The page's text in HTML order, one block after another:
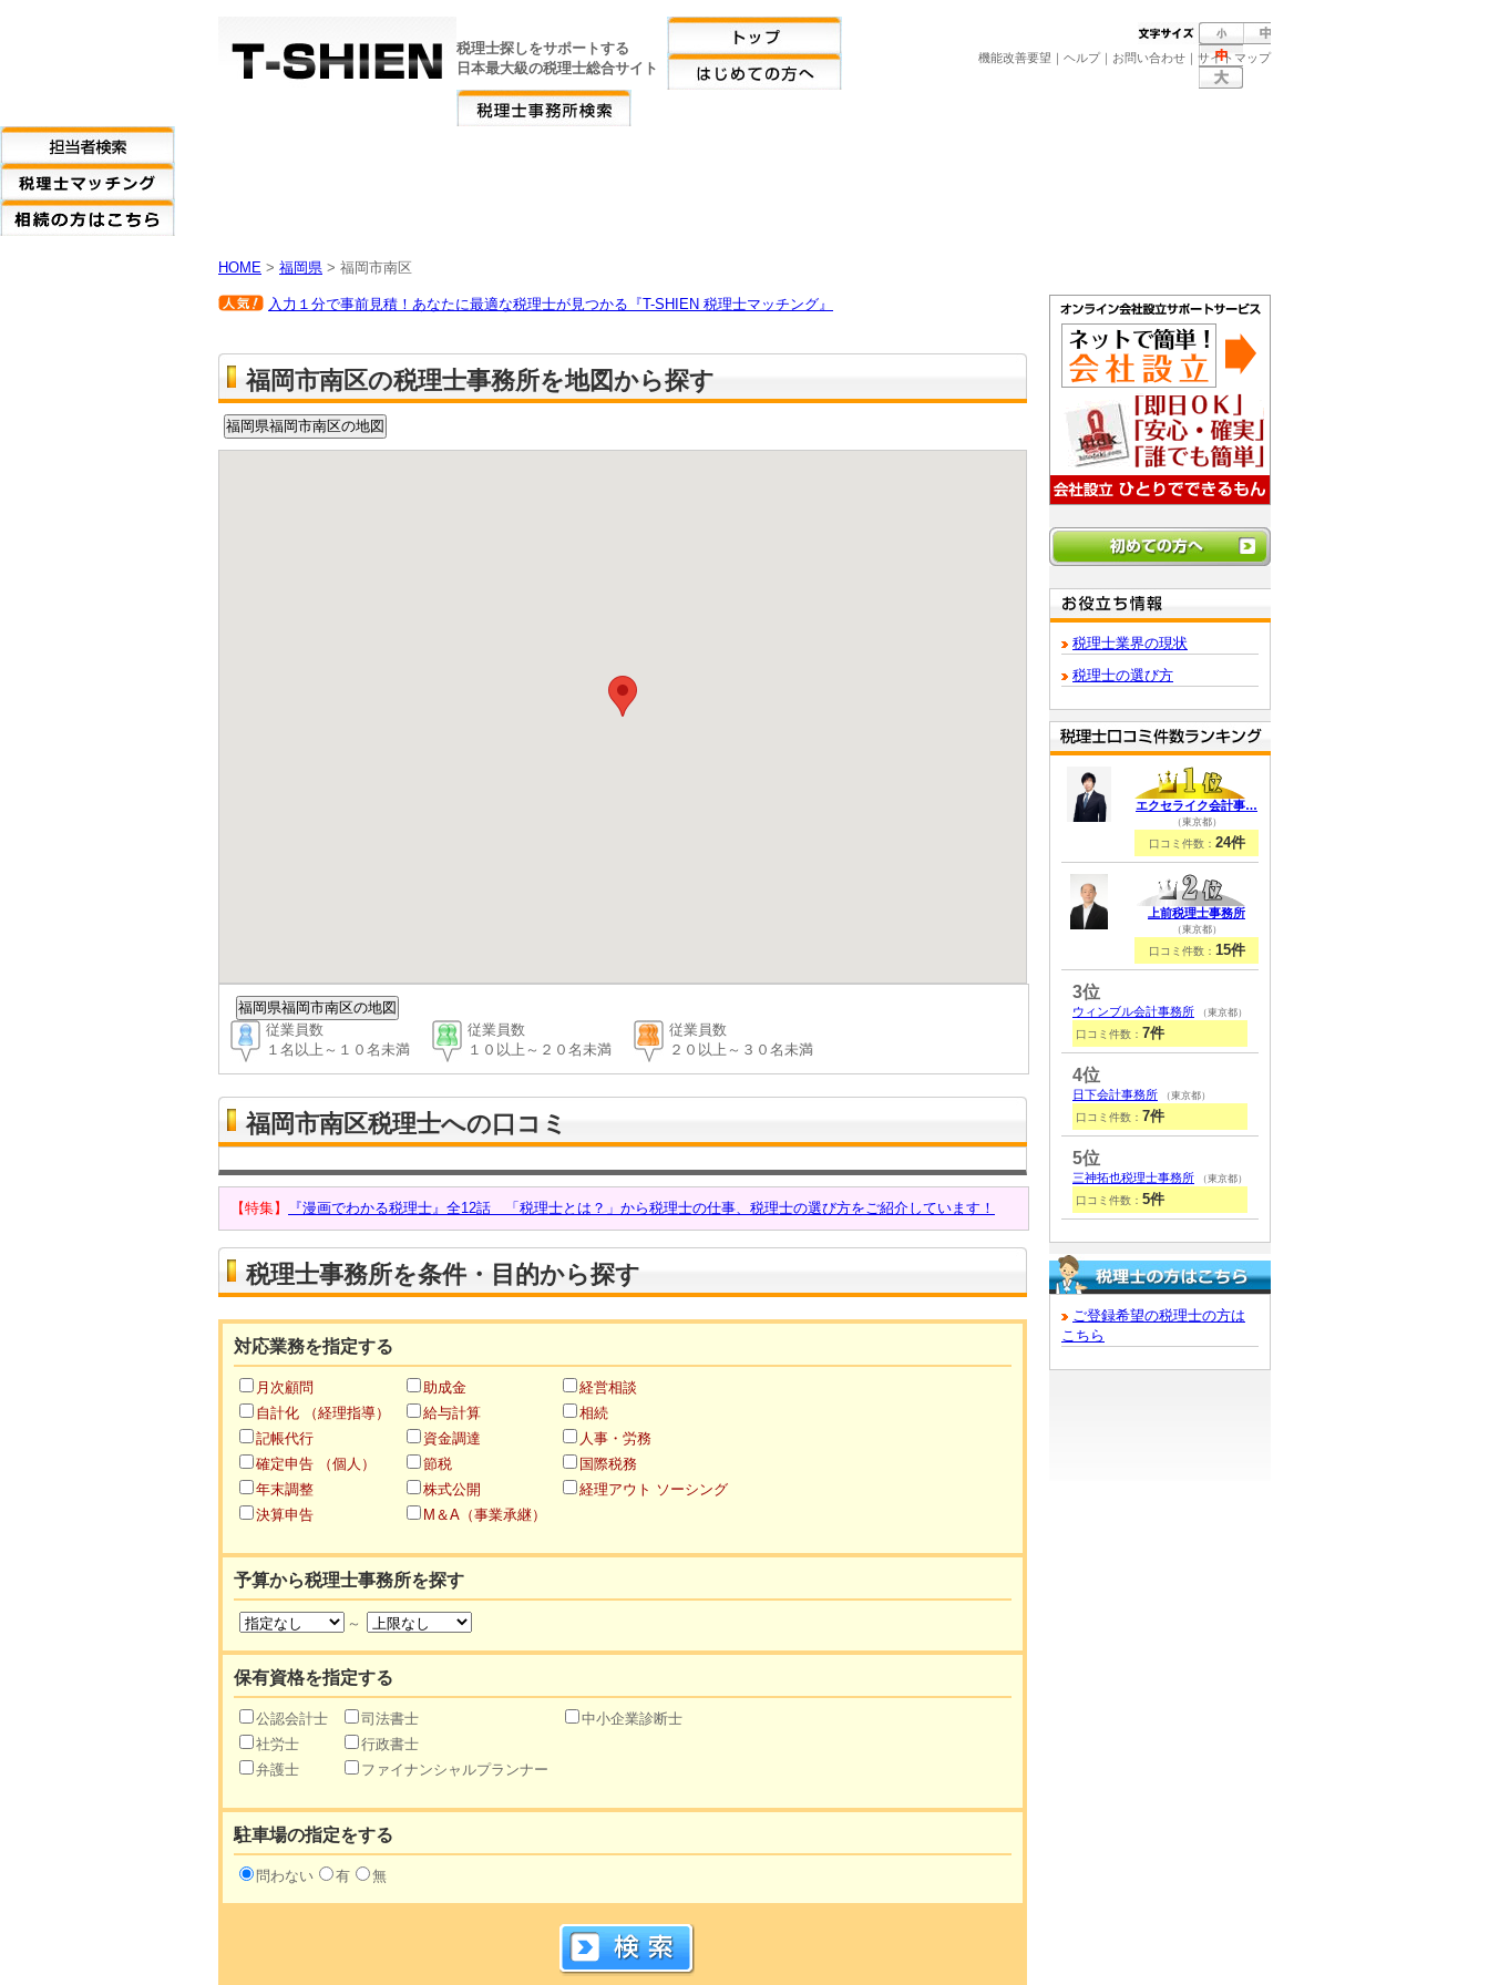
税理士探しをサポートする
日本最大級の税理士総合サイト
機能改善要望 ｜ ヘルプ｜ お問い合わせ ｜ サイトマップ
HOME > 福岡県 > 福岡市南区
入力１分で事前見積！あなたに最適な税理士が見つかる『T-SHIEN 税理士マッチング』
福岡市南区の税理士事務所を地図から探す
従業員数
１名以上～１０名未満
従業員数
１０以上～２０名未満
従業員数
２０以上～３０名未満
福岡市南区税理士への口コミ
【特集】 『漫画でわかる税理士』全12話 「税理士とは？」から税理士の仕事、税理士の選び方をご紹介しています！
税理士事務所を条件・目的から探す
対応業務を指定する
月次顧問
自計化 （経理指導）
記帳代行
確定申告 （個人）
年末調整
決算申告
助成金
給与計算
資金調達
節税
株式公開
M＆A（事業承継）
経営相談
相続
人事・労務
国際税務
経理アウト ソーシング
予算から税理士事務所を探す
～
保有資格を指定する
公認会計士
社労士
弁護士
司法書士
行政書士
ファイナンシャルプランナー
中小企業診断士
駐車場の指定をする
問わない 有 無
税理士業界の現状
税理士の選び方
エクセライク会計事…
（東京都）
口コミ件数： 24件
上前税理士事務所
（東京都）
口コミ件数： 15件
3位
ウィンブル会計事務所 （東京都）
口コミ件数： 7件
4位
日下会計事務所 （東京都）
口コミ件数： 7件
5位
三神拓也税理士事務所 （東京都）
口コミ件数： 5件
ご登録希望の税理士の方は
こちら